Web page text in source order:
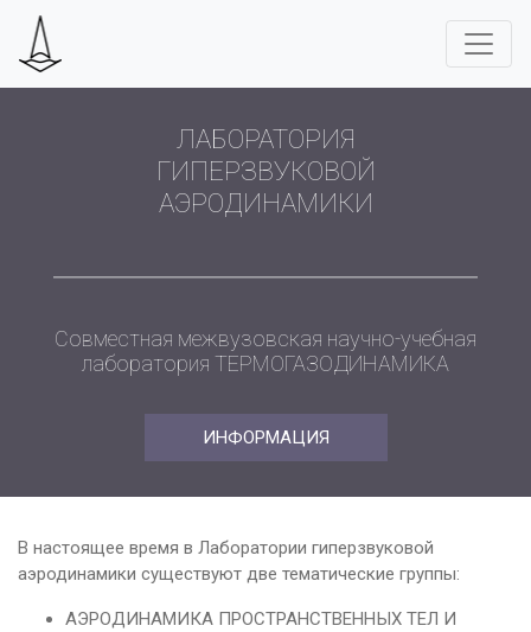
ЛАБОРАТОРИЯ
ГИПЕРЗВУКОВОЙ
АЭРОДИНАМИКИ
Совместная межвузовская научно-учебная
лаборатория ТЕРМОГАЗОДИНАМИКА
ИНФОРМАЦИЯ
В настоящее время в Лаборатории гиперзвуковой
аэродинамики существуют две тематические группы:
АЭРОДИНАМИКА ПРОСТРАНСТВЕННЫХ ТЕЛ И